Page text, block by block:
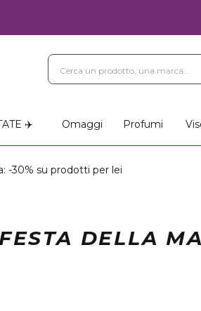
✈️ Omaggi Profumi
-30% su prodotti per lei
FESTA DELLA